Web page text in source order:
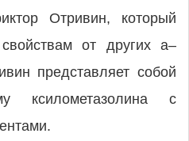
Отривин, который
от других a–
представляет собой
ксилометазолина с